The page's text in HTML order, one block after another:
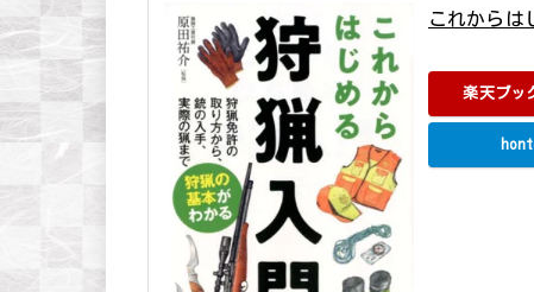
これからは
楽天ブッ